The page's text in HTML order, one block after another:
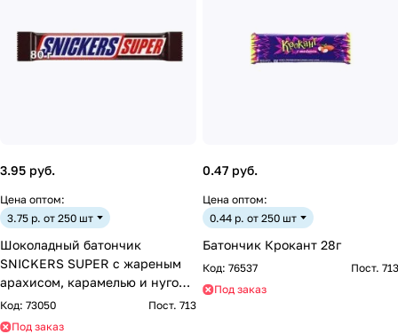
3.95 руб.
Цена оптом:
3.75 р. от 250 шт
Шоколадный батончик
SNICKERS SUPER с жареным
арахисом, карамелью и нугой,
покрытый молочным
шоколадом 80г
Код: 73050
Пост. 713
Под заказ
0.47 руб.
Цена оптом:
0.44 р. от 250 шт
Батончик Крокант 28г
Код: 76537
Пост. 713
Под заказ